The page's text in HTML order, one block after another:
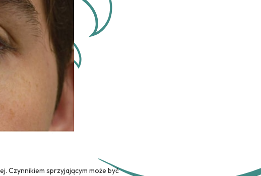
Czynnikiem sprzyjającym może być